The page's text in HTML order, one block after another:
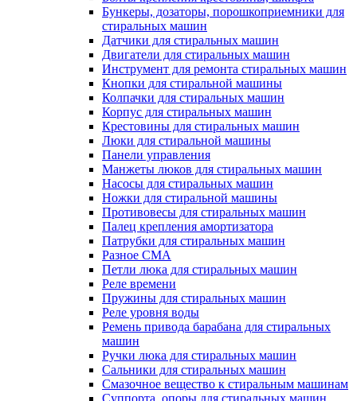
Бункеры, дозаторы, порошкоприемники для
стиральных машин
Датчики для стиральных машин
Двигатели для стиральных машин
Инструмент для ремонта стиральных машин
Кнопки для стиральной машины
Колпачки для стиральных машин
Корпус для стиральных машин
Крестовины для стиральных машин
Люки для стиральной машины
Панели управления
Манжеты люков для стиральных машин
Насосы для стиральных машин
Ножки для стиральной машины
Противовесы для стиральных машин
Палец крепления амортизатора
Патрубки для стиральных машин
Разное СМА
Петли люка для стиральных машин
Реле времени
Пружины для стиральных машин
Реле уровня воды
Ремень привода барабана для стиральных
машин
Ручки люка для стиральных машин
Сальники для стиральных машин
Смазочное вещество к стиральным машинам
Суппорта, опоры для стиральных машин